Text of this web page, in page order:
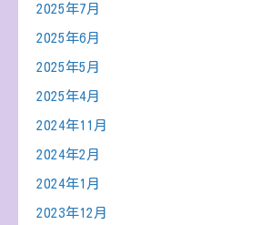
2025年7月
2025年6月
2025年5月
2025年4月
2024年11月
2024年2月
2024年1月
2023年12月